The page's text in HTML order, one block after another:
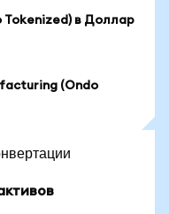
Tokenized) в Доллар
(Ondo